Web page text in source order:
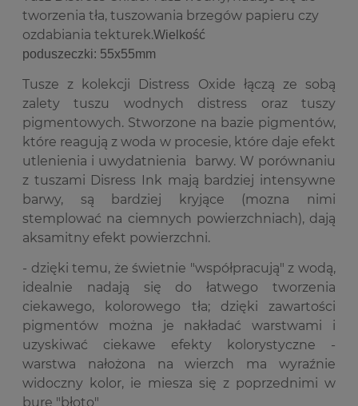
tworzenia tła, tuszowania brzegów papieru czy
ozdabiania tekturek.Wielkość
poduszeczki: 55x55mm
Tusze z kolekcji Distress Oxide łączą ze sobą
zalety tuszu wodnych distress oraz tuszy
pigmentowych. Stworzone na bazie pigmentów,
które reagują z woda w procesie, które daje efekt
utlenienia i uwydatnienia barwy. W porównaniu
z tuszami Disress Ink mają bardziej intensywne
barwy, są bardziej kryjące (mozna nimi
stemplować na ciemnych powierzchniach), dają
aksamitny efekt powierzchni.
- dzięki temu, że świetnie "współpracują" z wodą,
idealnie nadają się do łatwego tworzenia
ciekawego, kolorowego tła; dzięki zawartości
pigmentów można je nakładać warstwami i
uzyskiwać ciekawe efekty kolorystyczne -
warstwa nałożona na wierzch ma wyraźnie
widoczny kolor, ie miesza się z poprzednimi w
bure "błoto"